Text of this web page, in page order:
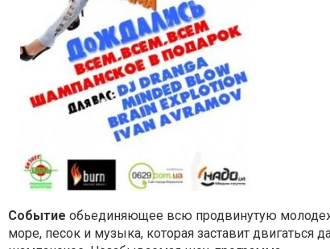
Событие обьединяющее всю продвинутую
море, песок и музыка, которая заставит